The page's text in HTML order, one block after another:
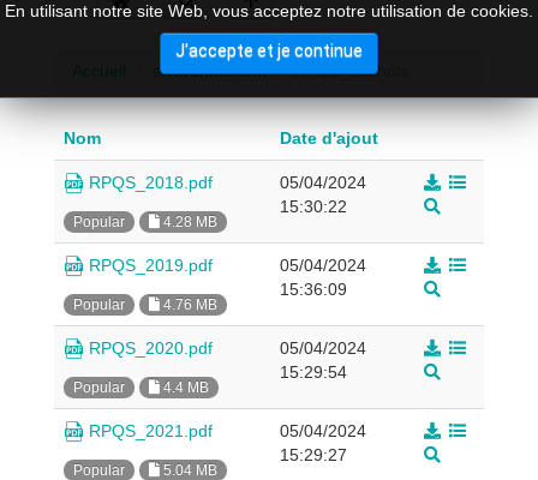
Accueil environnement / RPQS_dechets
Nom Date d'ajout
RPQS_2018.pdf
Popular 4.28 MB
05/04/2024
15:30:22
RPQS_2019.pdf
Popular 4.76 MB
05/04/2024
15:36:09
RPQS_2020.pdf
Popular 4.4 MB
05/04/2024
15:29:54
RPQS_2021.pdf
Popular 5.04 MB
05/04/2024
15:29:27
En utilisant notre site Web, vous acceptez notre utilisation de cookies.
J'accepte et je continue